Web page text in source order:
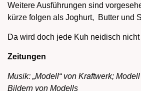
Weitere Ausführungen sind
kürze folgen als Joghurt, Butter und
Da wird doch jede Kuh neidisch nicht
Zeitungen
Musik: „Modell“ von Kraftwerk;
Bildern von Modells